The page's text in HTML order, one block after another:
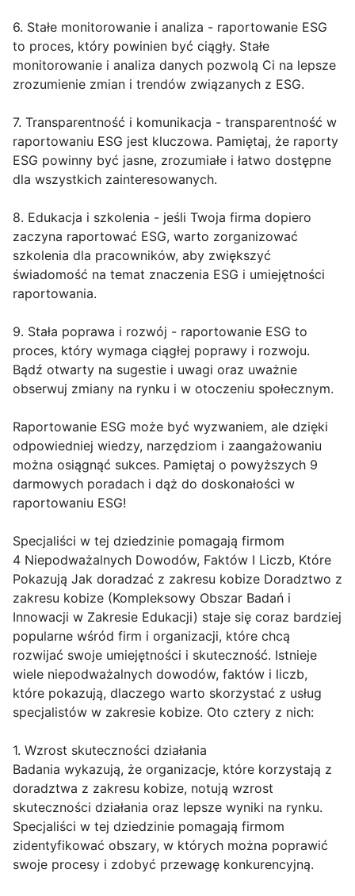
6. Stałe monitorowanie i analiza - raportowanie ESG
to proces, który powinien być ciągły. Stałe
monitorowanie i analiza danych pozwolą Ci na lepsze
zrozumienie zmian i trendów związanych z ESG.
7. Transparentność i komunikacja - transparentność w
raportowaniu ESG jest kluczowa. Pamiętaj, że raporty
ESG powinny być jasne, zrozumiałe i łatwo dostępne
dla wszystkich zainteresowanych.
8. Edukacja i szkolenia - jeśli Twoja firma dopiero
zaczyna raportować ESG, warto zorganizować
szkolenia dla pracowników, aby zwiększyć
świadomość na temat znaczenia ESG i umiejętności
raportowania.
9. Stała poprawa i rozwój - raportowanie ESG to
proces, który wymaga ciągłej poprawy i rozwoju.
Bądź otwarty na sugestie i uwagi oraz uważnie
obserwuj zmiany na rynku i w otoczeniu społecznym.
Raportowanie ESG może być wyzwaniem, ale dzięki
odpowiedniej wiedzy, narzędziom i zaangażowaniu
można osiągnąć sukces. Pamiętaj o powyższych 9
darmowych poradach i dąż do doskonałości w
raportowaniu ESG!
Specjaliści w tej dziedzinie pomagają firmom
4 Niepodważalnych Dowodów, Faktów I Liczb, Które
Pokazują Jak doradzać z zakresu kobize Doradztwo z
zakresu kobize (Kompleksowy Obszar Badań i
Innowacji w Zakresie Edukacji) staje się coraz bardziej
popularne wśród firm i organizacji, które chcą
rozwijać swoje umiejętności i skuteczność. Istnieje
wiele niepodważalnych dowodów, faktów i liczb,
które pokazują, dlaczego warto skorzystać z usług
specjalistów w zakresie kobize. Oto cztery z nich:
1. Wzrost skuteczności działania
Badania wykazują, że organizacje, które korzystają z
doradztwa z zakresu kobize, notują wzrost
skuteczności działania oraz lepsze wyniki na rynku.
Specjaliści w tej dziedzinie pomagają firmom
zidentyfikować obszary, w których można poprawić
swoje procesy i zdobyć przewagę konkurencyjną.